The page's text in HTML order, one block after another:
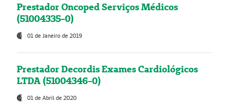
Prestador Oncoped Serviços Médicos
(51004335-0)
01 de Janeiro de 2019
Prestador Decordis Exames Cardiológicos
LTDA (51004346-0)
01 de Abril de 2020